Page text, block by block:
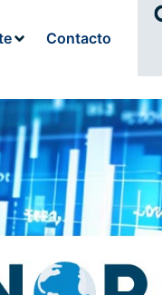
Contacto